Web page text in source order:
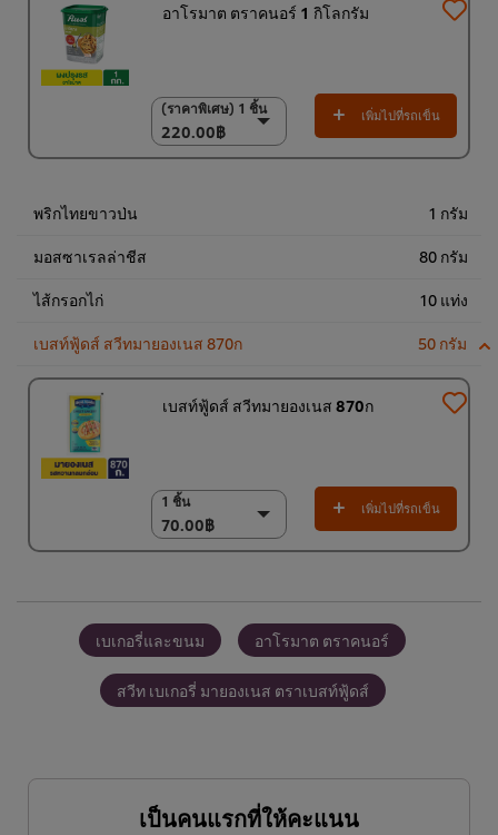
อาโรมาต ตราคนอร์ 1 กิโลกรัม
(ราคาพิเศษ) 1 ชิ้น
220.00฿
(ราคาพิเศษ) 1 ชิ้น
220.00฿
(ราคาพิเศษ) แพ็ค 6
เพิ่มไปที่รถเข็น
พริกไทยขาวป่น 1 กรัม
มอสซาเรลล่าชีส 80 กรัม
ไส้กรอกไก่ 10 แท่ง
เบสท์ฟู้ดส์ สวีทมายองเนส 870ก 50 กรัม
เบสท์ฟู้ดส์ สวีทมายองเนส 870ก
1 ชิ้น
70.00฿
1 ชิ้น
70.00฿
(ราคาพิเศษ) แพ็ค 12
820.00฿
เพิ่มไปที่รถเข็น
เบเกอรี่และขนม อาโรมาต ตราคนอร์
สวีท เบเกอรี่ มายองเนส ตราเบสท์ฟู้ดส์
เป็นคนแรกที่ให้คะแนน